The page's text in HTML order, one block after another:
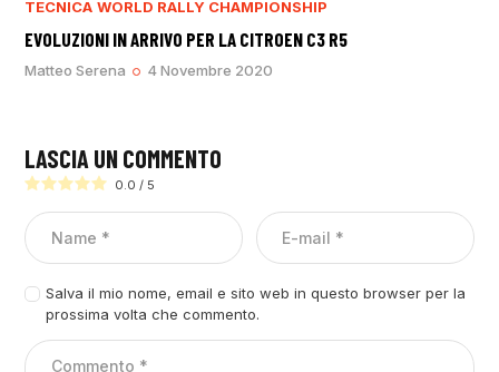
TECNICA WORLD RALLY CHAMPIONSHIP
EVOLUZIONI IN ARRIVO PER LA CITROEN C3 R5
Matteo Serena 4 Novembre 2020
LASCIA UN COMMENTO
0.0 / 5
Salva il mio nome, email e sito web in questo browser per la
prossima volta che commento.